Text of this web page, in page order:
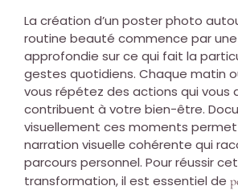
La création d’un poster photo
routine beauté commence par
approfondie sur ce qui fait la
gestes quotidiens. Chaque matin
vous répétez des actions qui vous
contribuent à votre bien-être.
visuellement ces moments
narration visuelle cohérente qui
parcours personnel. Pour réussir
transformation, il est essentiel de